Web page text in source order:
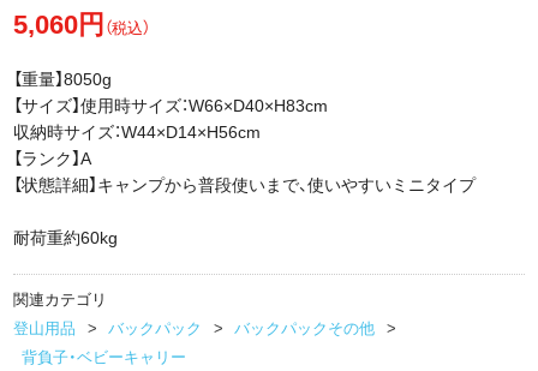
5,060円（税込）
【重量】8050g
【サイズ】使用時サイズ：W66×D40×H83cm
収納時サイズ：W44×D14×H56cm
【ランク】A
【状態詳細】キャンプから普段使いまで、使いやすいミニタイプ
耐荷重約60kg
関連カテゴリ
登山用品
バックパック
バックパックその他
背負子・ベビーキャリー